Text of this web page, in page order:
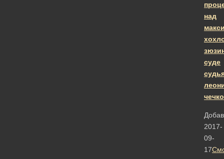
над
суде
чечко
2017-
09-
17